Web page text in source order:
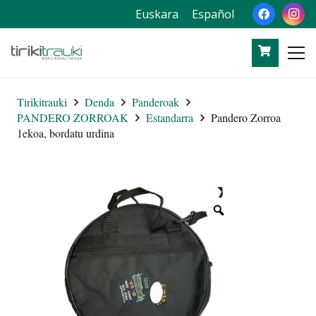
Euskara Español
Tirikitrauki Denda
Panderoak
PANDERO ZORROAK
Estandarra
Pandero Zorroa
1ekoa, bordatu urdina